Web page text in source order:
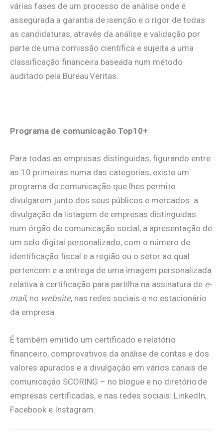
várias fases de um processo de análise onde é
assegurada a garantia de isenção e o rigor de todas
as candidaturas, através da análise e validação por
parte de uma comissão científica e sujeita a uma
classificação financeira baseada num método
auditado pela Bureau Veritas.
Programa de comunicação Top10+
Para todas as empresas distinguidas, figurando entre
as 10 primeiras numa das categorias, existe um
programa de comunicação que lhes permite
divulgarem junto dos seus públicos e mercados: a
divulgação da listagem de empresas distinguidas
num órgão de comunicação social, a apresentação de
um selo digital personalizado, com o número de
identificação fiscal e a região ou o setor ao qual
pertencem e a entrega de uma imagem personalizada
relativa à certificação para partilha na assinatura de e-
mail, no website, nas redes sociais e no estacionário
da empresa.
É também emitido um certificado e relatório
financeiro, comprovativos da análise de contas e dos
valores apurados e a divulgação em vários canais de
comunicação SCORING – no blogue e no diretório de
empresas certificadas, e nas redes sociais: LinkedIn,
Facebook e Instagram.